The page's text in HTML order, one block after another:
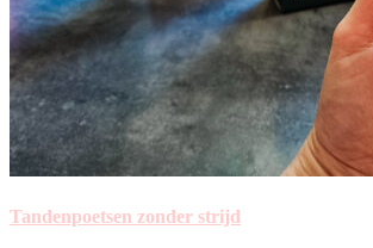
Tandenpoetsen zonder strijd